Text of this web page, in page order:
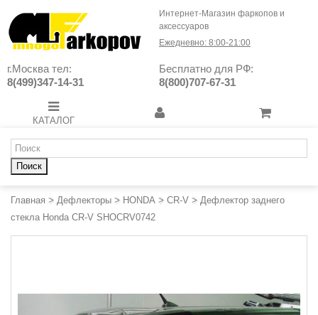
Интернет-Магазин фаркопов и
аксессуаров
Ежедневно: 8:00-21:00
г.Москва тел:
8(499)347-14-31
Бесплатно для РФ:
8(800)707-67-31
КАТАЛОГ
Поиск
Главная > Дефлекторы > HONDA > CR-V > Дефлектор заднего
стекла Honda CR-V SHOCRV0742